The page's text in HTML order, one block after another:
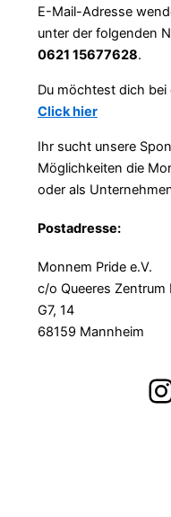
E-Mail-Adresse
unter der folgenden
0621 15677628.
Du möchtest dich bei
Click hier
Ihr sucht unsere
Möglichkeiten die
oder als
Postadresse:
Monnem Pride e.V.
c/o Queeres Zentrum
G7, 14
68159 Mannheim
Instagram